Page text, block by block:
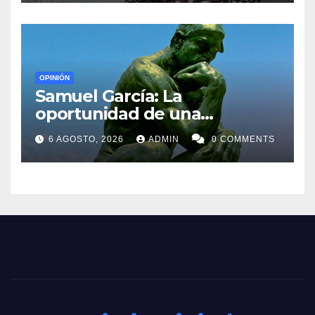
OPINIÓN
Samuel García: La
oportunidad de una
generación
6 AGOSTO, 2026 ADMIN 0 COMMENTS